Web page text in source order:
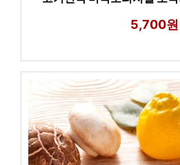
5,700원